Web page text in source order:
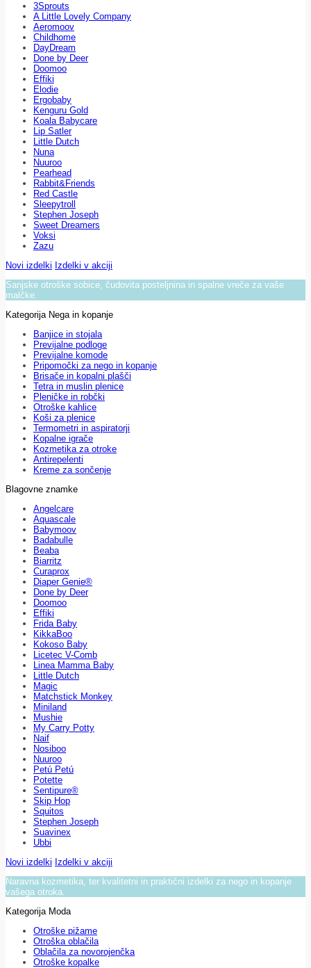
3Sprouts
A Little Lovely Company
Aeromoov
Childhome
DayDream
Done by Deer
Doomoo
Effiki
Elodie
Ergobaby
Kenguru Gold
Koala Babycare
Lip Satler
Little Dutch
Nuna
Nuuroo
Pearhead
Rabbit&Friends
Red Castle
Sleepytroll
Stephen Joseph
Sweet Dreamers
Voksi
Zazu
Novi izdelki Izdelki v akciji
Sanjske otroške sobice, čudovita posteljnina in spalne vreče za vaše
malčke.
Kategorija Nega in kopanje
Banjice in stojala
Previjalne podloge
Previjalne komode
Pripomočki za nego in kopanje
Brisače in kopalni plašči
Tetra in muslin plenice
Pleničke in robčki
Otroške kahlice
Koši za plenice
Termometri in aspiratorji
Kopalne igrače
Kozmetika za otroke
Antirepelenti
Kreme za sončenje
Blagovne znamke
Angelcare
Aquascale
Babymoov
Badabulle
Beaba
Biarritz
Curaprox
Diaper Genie®
Done by Deer
Doomoo
Effiki
Frida Baby
KikkaBoo
Kokoso Baby
Licetec V-Comb
Linea Mamma Baby
Little Dutch
Magic
Matchstick Monkey
Miniland
Mushie
My Carry Potty
Naif
Nosiboo
Nuuroo
Petú Petú
Potette
Sentipure®
Skip Hop
Squitos
Stephen Joseph
Suavinex
Ubbi
Novi izdelki Izdelki v akciji
Naravna kozmetika, ter kvalitetni in praktični izdelki za nego in kopanje
vašega otroka.
Kategorija Moda
Otroške pižame
Otroška oblačila
Oblačila za novorojenčka
Otroške kopalke